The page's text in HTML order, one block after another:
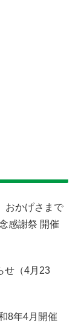
おかげさまで
感謝祭 開催
せ（4月23
8年4月開催